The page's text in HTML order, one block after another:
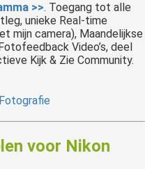
>>. Toegang tot alle
unieke Real-time
mijn camera), Maandelijkse
Video’s, deel
Kijk & Zie Community.
voor Nikon